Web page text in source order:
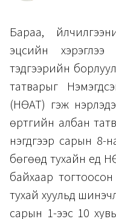
Бараа,
эцсийн
тэдгээрийн
татварыг
(НӨАТ) гэж
өртгийн албан
нэгдүгээр сарын 8-
бөгөөд тухайн үед
байхаар
тухай хуульд
сарын 1-ээс 10